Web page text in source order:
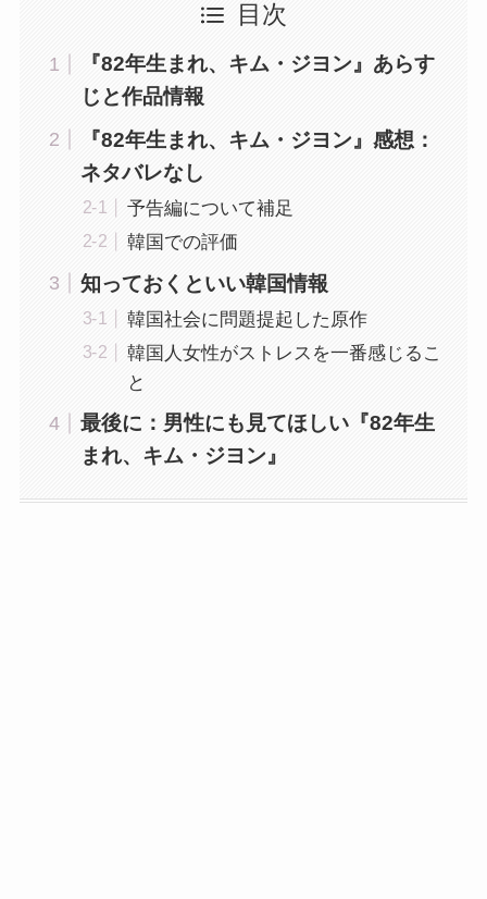
目次
『82年生まれ、キム・ジヨン』あらす
じと作品情報
『82年生まれ、キム・ジヨン』感想：
ネタバレなし
予告編について補足
韓国での評価
知っておくといい韓国情報
韓国社会に問題提起した原作
韓国人女性がストレスを一番感じるこ
と
最後に：男性にも見てほしい『82年生
まれ、キム・ジヨン』